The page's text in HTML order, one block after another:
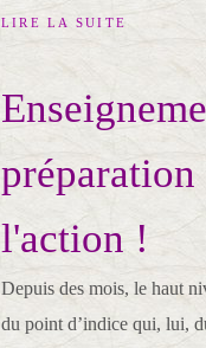
LIRE LA SUITE
préparation
l'action !
Depuis des mois, le haut
du point d’indice qui, lui,